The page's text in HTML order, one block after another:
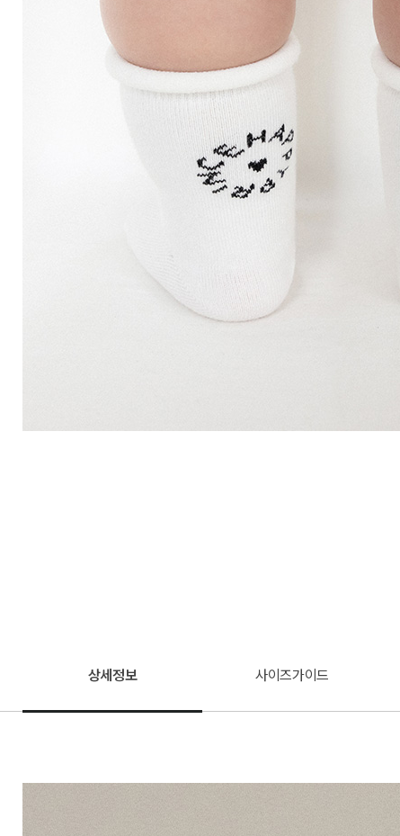
상세정보 사이즈가이드